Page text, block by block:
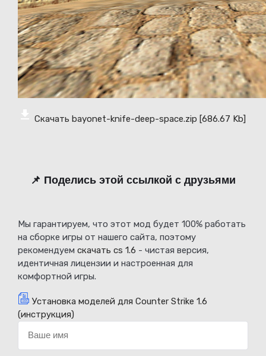
Скачать bayonet-knife-deep-space.zip [686.67 Kb]
📌 Поделись этой ссылкой с друзьями
Мы гарантируем, что этот мод будет 100% работать
на сборке игры от нашего сайта, поэтому
рекомендуем скачать cs 1.6 - чистая версия,
идентичная лицензии и настроенная для
комфортной игры.
Установка моделей для Counter Strike 1.6
(инструкция)